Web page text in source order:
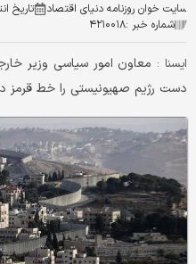
سایت خوان روزنامه دنیای اقتصاد تاریخ
شماره خبر :۴۲۱۰۰۱۸
ایسنا : معاون امور سیاسی وزیر
دست رژیم صهیونیستی را خط قرمز